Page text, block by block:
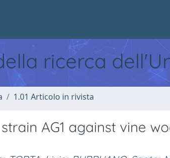
ricerca
1.01 Articolo in rivista
AG1 against vine